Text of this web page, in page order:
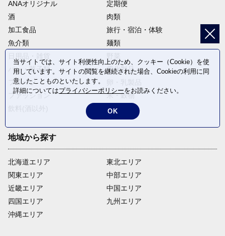
ANAオリジナル
定期便
酒
肉類
加工食品
旅行・宿泊・体験
魚介類
麺類
パン・菓子類
電化製品
フルーツ
ファッション
米・穀物
返礼品なし
地域から探す
北海道エリア
関東エリア
近畿エリア
四国エリア
沖縄エリア
東北エリア
中部エリア
中国エリア
九州エリア
当サイトでは、サイト利便性向上のため、クッキー（Cookie）を使
用しています。サイトの閲覧を継続された場合、Cookieの利用に同
意したことものといたします。
詳細についてはプライバシーポリシーをお読みください。
OK